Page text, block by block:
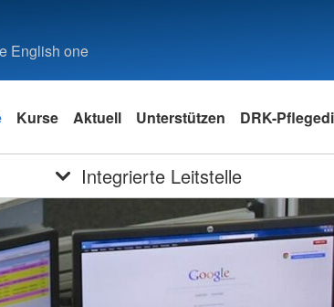
English one
Kurse Aktuell Unterstützen DRK-
Integrierte Leitstelle